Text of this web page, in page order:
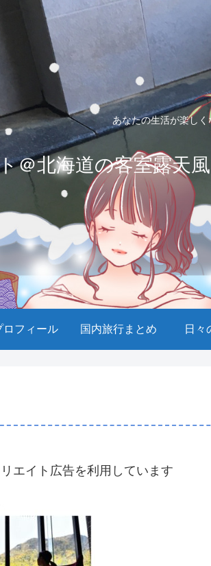
あなたの生活が楽し
＠北海道の客室露天
ロフィール 国内旅行まとめ 日々
エイト広告を利用しています